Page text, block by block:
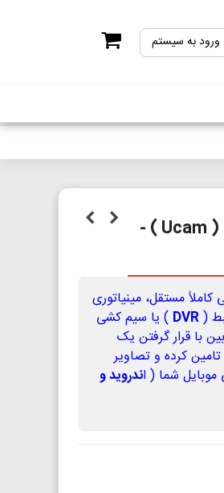
ورود به سیستم
دوربین سیمکارتی وایرلس مینیاتوری SQT اوکم ( Ucam ) -
کاملاً مستقل، مینیاتوری
(
DVR ) یا سیم کشی
با قرار گرفتن یک
کرده و تصاویر
شما ( اندروید و